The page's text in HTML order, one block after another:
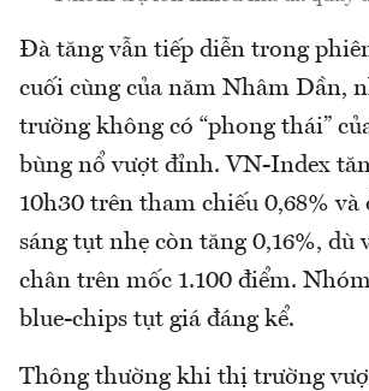
Đà tăng vẫn tiếp diễn trong
cuối cùng của năm Nhâm Dần,
trường không có “phong thái”
bùng nổ vượt đỉnh. VN-Index
10h30 trên tham chiếu 0,68% và
sáng tụt nhẹ còn tăng 0,16%, dù
chân trên mốc 1.100 điểm.
blue-chips tụt giá đáng kể.
Thông thường khi thị trường